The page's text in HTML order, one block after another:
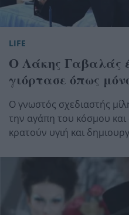
LIFE
Ο Λάκης Γαβαλάς
γιόρτασε όπως
Ο γνωστός σχεδιαστής
την αγάπη του κόσμου
κρατούν υγιή και